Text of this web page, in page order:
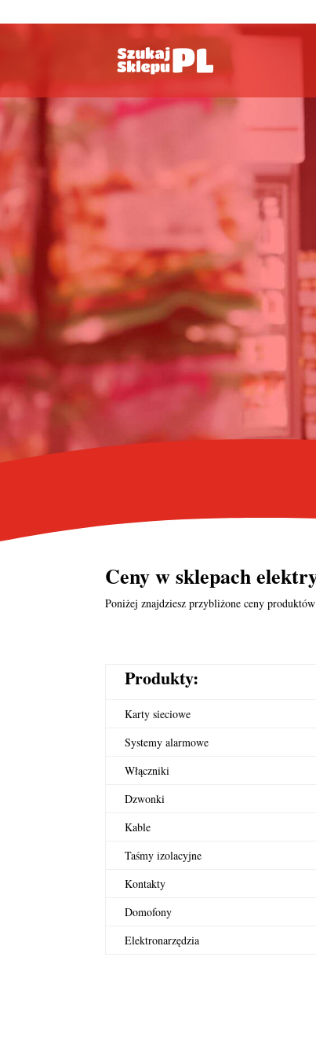
Ceny wsklepach
Poniżej znajdziesz przybliżone ceny
Produkty:
Karty sieciowe
Systemy alarmowe
Włączniki
Dzwonki
Kable
Taśmy izolacyjne
Kontakty
Domofony
Elektronarzędzia